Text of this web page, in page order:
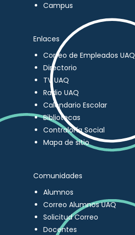
Campus
Enlaces
Correo de Empleados UAQ
Directorio
TV UAQ
Radio UAQ
Calendario Escolar
Bibliotecas
Contraloría Social
Mapa de sitio
Comunidades
Alumnos
Correo Alumnos UAQ
Solicitud Correo
Docentes